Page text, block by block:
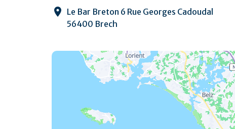
Le Bar Breton 6 Rue Georges Cadoudal
56400 Brech